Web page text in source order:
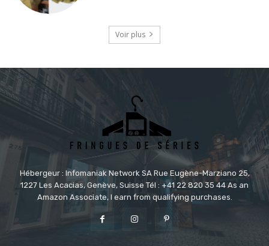
Voir plus
Hébergeur : Infomaniak Network SA Rue Eugène-Marziano 25,
1227 Les Acacias, Genève, Suisse Tél : +41 22 820 35 44 As an
Amazon Associate, I earn from qualifying purchases.